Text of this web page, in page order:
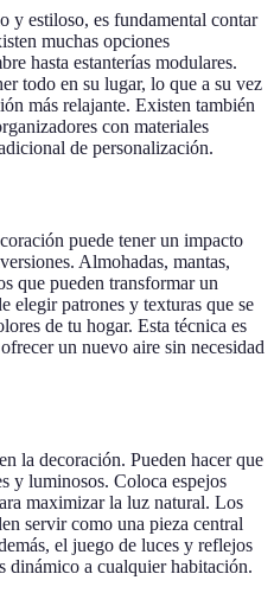
y estiloso, es fundamental contar
muchas opciones
hasta estanterías modulares.
todo en su lugar, lo que a su vez
más relajante. Existen también
con materiales
de personalización.
puede tener un impacto
Almohadas, mantas,
que pueden transformar un
elegir patrones y texturas que se
de tu hogar. Esta técnica es
un nuevo aire sin necesidad
la decoración. Pueden hacer que
y luminosos. Coloca espejos
maximizar la luz natural. Los
servir como una pieza central
el juego de luces y reflejos
dinámico a cualquier habitación.